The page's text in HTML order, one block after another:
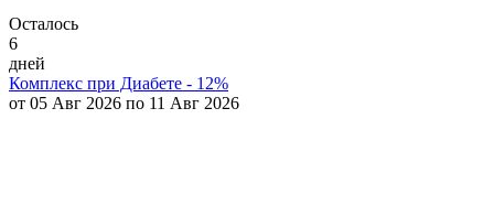
Осталось
6
дней
Комплекс при Диабете - 12%
от 05 Авг 2026 по 11 Авг 2026